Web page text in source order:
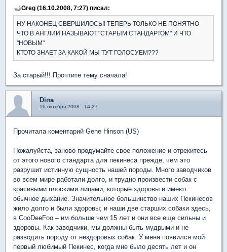
Greg (16.10.2008, 7:27) писал:
НУ НАКОНЕЦ СВЕРШИЛОСЬ!! ТЕПЕРЬ ТОЛЬКО НЕ ПОНЯТНО
ЧТО В АНГЛИИ НАЗЫВАЮТ "СТАРЫМ СТАНДАРТОМ" И ЧТО
"НОВЫМ"
КТОТО ЗНАЕТ ЗА КАКОЙ МЫ ТУТ ГОЛОСУЕМ???
За старый!!! Прочтите тему сначала!
Dina
16 октября 2008 - 14:27
Прочитала коментарий Gene Hinson (US)
Пожалуйста, заново продумайте свое положение и отрекитесь
от этого нового стандарта для пекинеса прежде, чем это
разрушит истинную сущность нашей породы. Много заводчиков
во всем мире работали долго, и трудно произвести собак с
красивыми плоскими лицами, которые здоровы и имеют
обычное дыхание. Значительное большинство наших Пекинесов
жило долго и были здоровы; и наши две старших собаки здесь,
в CooDeeFoo – им больше чем 15 лет и они все еще сильны и
здоровы. Как заводчики, мы должны быть мудрыми и не
разводить породу от нездоровых собак. У меня появился мой
первый любимый Пекинес, когда мне было десять лет и он